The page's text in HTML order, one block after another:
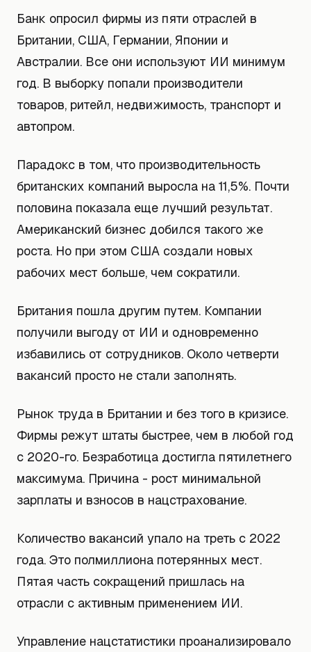
Банк опросил фирмы из пяти отраслей в
Британии, США, Германии, Японии и
Австралии. Все они используют ИИ минимум
год. В выборку попали производители
товаров, ритейл, недвижимость, транспорт и
автопром.
Парадокс в том, что производительность
британских компаний выросла на 11,5%. Почти
половина показала еще лучший результат.
Американский бизнес добился такого же
роста. Но при этом США создали новых
рабочих мест больше, чем сократили.
Британия пошла другим путем. Компании
получили выгоду от ИИ и одновременно
избавились от сотрудников. Около четверти
вакансий просто не стали заполнять.
Рынок труда в Британии и без того в кризисе.
Фирмы режут штаты быстрее, чем в любой год
с 2020-го. Безработица достигла пятилетнего
максимума. Причина - рост минимальной
зарплаты и взносов в нацстрахование.
Количество вакансий упало на треть с 2022
года. Это полмиллиона потерянных мест.
Пятая часть сокращений пришлась на
отрасли с активным применением ИИ.
Управление нацстатистики проанализировало